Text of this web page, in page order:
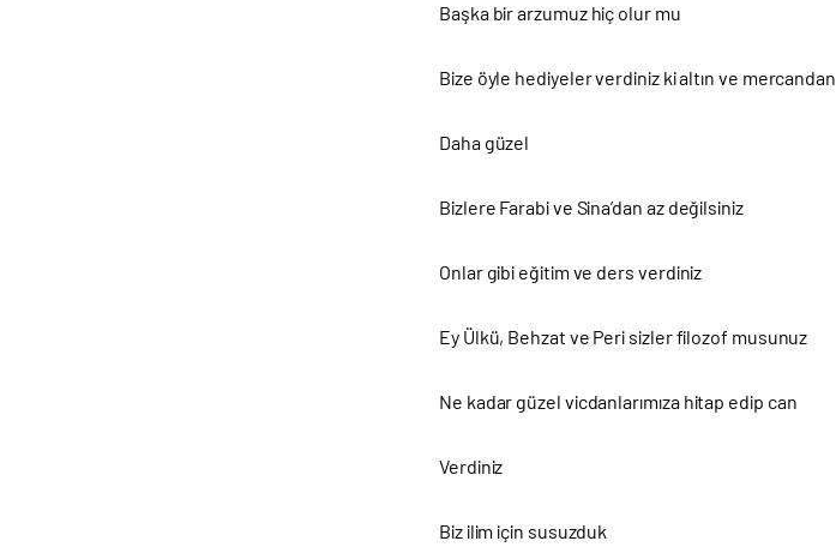
Başka bir arzumuz hiç olur mu
Bize öyle hediyeler verdiniz ki altın ve mercandan
Daha güzel
Bizlere Farabi ve Sina’dan az değilsiniz
Onlar gibi eğitim ve ders verdiniz
Ey Ülkü, Behzat ve Peri sizler filozof musunuz
Ne kadar güzel vicdanlarımıza hitap edip can
Verdiniz
Biz ilim için susuzduk